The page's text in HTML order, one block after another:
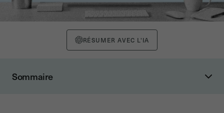
RÉSUMER AVEC L'IA
Sommaire